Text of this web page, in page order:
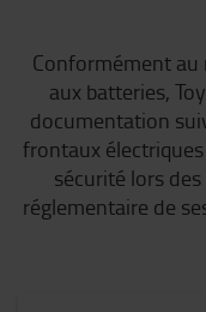
Conformément
aux batteries,
documentation
frontaux
sécurité lors
réglementaire de